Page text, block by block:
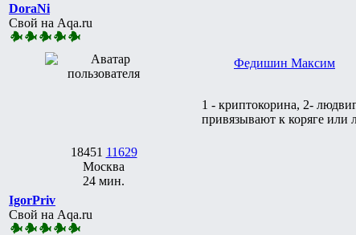
DoraNi
Свой на Aqa.ru
18451 11629
Москва
24 мин.
Федишин Максим
1 - криптокорина, 2-
привязывают к коряге или
IgorPriv
Свой на Aqa.ru